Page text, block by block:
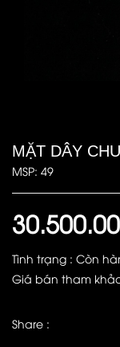
MẶT DÂY
MSP: 49
Tình trạng : Còn
Giá bán tham
Share :